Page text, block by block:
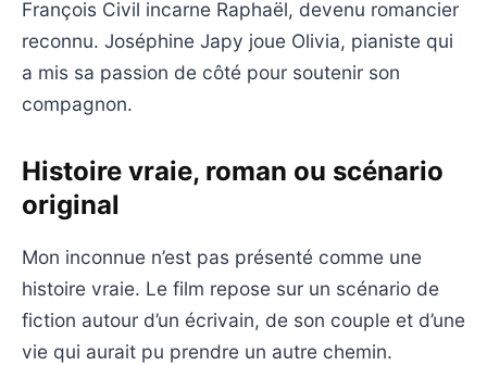
François Civil incarne Raphaël, devenu romancier
reconnu. Joséphine Japy joue Olivia, pianiste qui
a mis sa passion de côté pour soutenir son
compagnon.
Histoire vraie, roman ou scénario
original
Mon inconnue n’est pas présenté comme une
histoire vraie. Le film repose sur un scénario de
fiction autour d’un écrivain, de son couple et d’une
vie qui aurait pu prendre un autre chemin.